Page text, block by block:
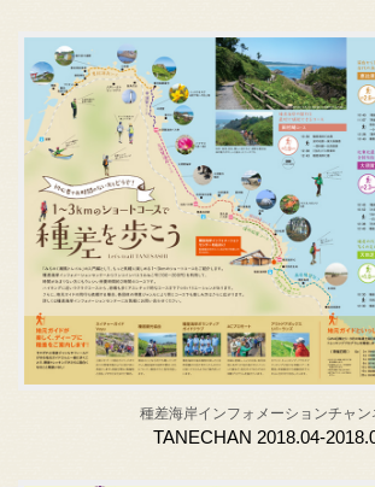
種差海岸インフォメーションチャン
TANECHAN 2018.04-